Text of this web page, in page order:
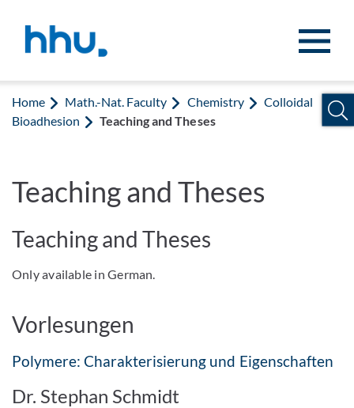
Home Math.-Nat. Faculty Chemistry
Colloidal
Bioadhesion
Teaching and Theses
Teaching and Theses
Teaching and Theses
Only available in German.
Vorlesungen
Polymere: Charakterisierung und Eigenschaften
Dr. Stephan Schmidt